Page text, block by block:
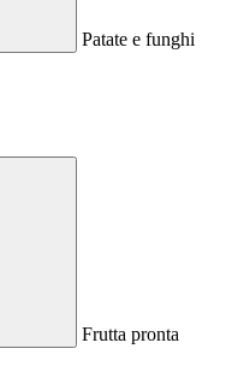
Patate e funghi
Frutta pronta